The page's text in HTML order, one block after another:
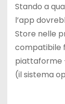
Stando a
l’app
Store nelle
compatibile
piattaforme
(il sistema